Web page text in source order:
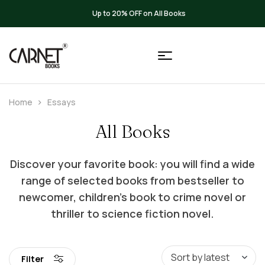
Up to 20% OFF on All Books
Home Essays
All Books
Discover your favorite book: you will find a wide
range of selected books from bestseller to
newcomer, children’s book to crime novel or
thriller to science fiction novel.
Filter